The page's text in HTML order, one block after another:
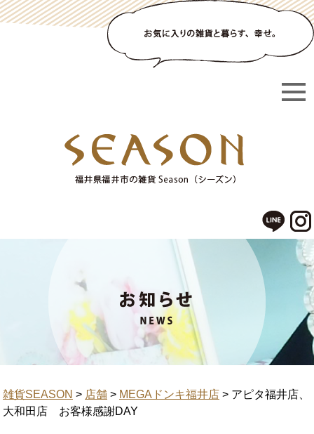
雑貨SEASON > 店舗 > MEGAドンキ福井店 > アピタ福井店、
大和田店 お客様感謝DAY